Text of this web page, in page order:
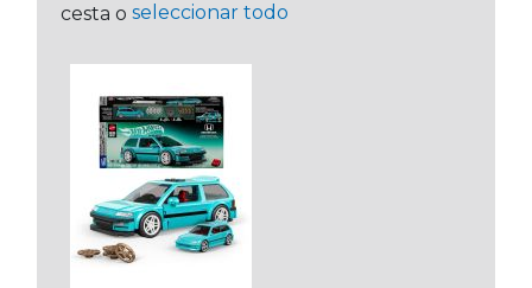
cesta o seleccionar todo